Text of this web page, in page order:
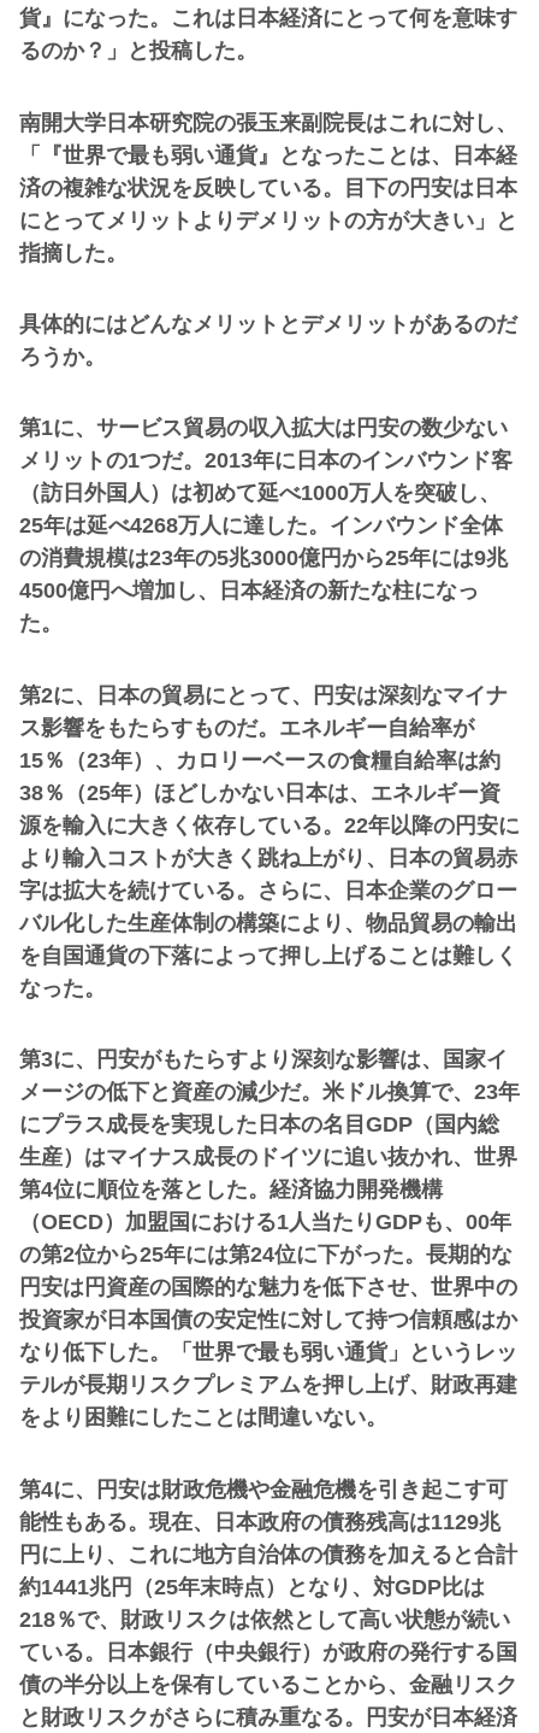
貨』になった。これは日本経済にとって何を意味す
るのか？」と投稿した。
南開大学日本研究院の張玉来副院長はこれに対し、
「『世界で最も弱い通貨』となったことは、日本経
済の複雑な状況を反映している。目下の円安は日本
にとってメリットよりデメリットの方が大きい」と
指摘した。
具体的にはどんなメリットとデメリットがあるのだ
ろうか。
第1に、サービス貿易の収入拡大は円安の数少ない
メリットの1つだ。2013年に日本のインバウンド客
（訪日外国人）は初めて延べ1000万人を突破し、
25年は延べ4268万人に達した。インバウンド全体
の消費規模は23年の5兆3000億円から25年には9兆
4500億円へ増加し、日本経済の新たな柱になっ
た。
第2に、日本の貿易にとって、円安は深刻なマイナ
ス影響をもたらすものだ。エネルギー自給率が
15％（23年）、カロリーベースの食糧自給率は約
38％（25年）ほどしかない日本は、エネルギー資
源を輸入に大きく依存している。22年以降の円安に
より輸入コストが大きく跳ね上がり、日本の貿易赤
字は拡大を続けている。さらに、日本企業のグロー
バル化した生産体制の構築により、物品貿易の輸出
を自国通貨の下落によって押し上げることは難しく
なった。
第3に、円安がもたらすより深刻な影響は、国家イ
メージの低下と資産の減少だ。米ドル換算で、23年
にプラス成長を実現した日本の名目GDP（国内総
生産）はマイナス成長のドイツに追い抜かれ、世界
第4位に順位を落とした。経済協力開発機構
（OECD）加盟国における1人当たりGDPも、00年
の第2位から25年には第24位に下がった。長期的な
円安は円資産の国際的な魅力を低下させ、世界中の
投資家が日本国債の安定性に対して持つ信頼感はか
なり低下した。「世界で最も弱い通貨」というレッ
テルが長期リスクプレミアムを押し上げ、財政再建
をより困難にしたことは間違いない。
第4に、円安は財政危機や金融危機を引き起こす可
能性もある。現在、日本政府の債務残高は1129兆
円に上り、これに地方自治体の債務を加えると合計
約1441兆円（25年末時点）となり、対GDP比は
218％で、財政リスクは依然として高い状態が続い
ている。日本銀行（中央銀行）が政府の発行する国
債の半分以上を保有していることから、金融リスク
と財政リスクがさらに積み重なる。円安が日本経済